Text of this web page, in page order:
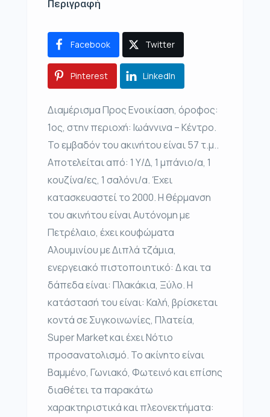
Περιγραφή
Facebook Twitter
Pinterest LinkedIn
Διαμέρισμα Προς Ενοικίαση, όροφος:
1ος, στην περιοχή: Ιωάννινα – Κέντρο.
Το εμβαδόν του ακινήτου είναι 57 τ.μ..
Αποτελείται από: 1 Υ/Δ, 1 μπάνιο/α, 1
κουζίνα/ες, 1 σαλόνι/α. Έχει
κατασκευαστεί το 2000. Η θέρμανση
του ακινήτου είναι Αυτόνομη με
Πετρέλαιο, έχει κουφώματα
Αλουμινίου με Διπλά τζάμια,
ενεργειακό πιστοποιητικό: Δ και τα
δάπεδα είναι: Πλακάκια, Ξύλο. Η
κατάστασή του είναι: Καλή, βρίσκεται
κοντά σε Συγκοινωνίες, Πλατεία,
Super Market και έχει Νότιο
προσανατολισμό. Το ακίνητο είναι
Βαμμένο, Γωνιακό, Φωτεινό και επίσης
διαθέτει τα παρακάτω
χαρακτηριστικά και πλεονεκτήματα: